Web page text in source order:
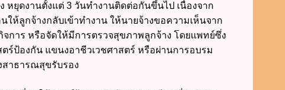
หยุดงานตั้งแต่ 3 วันทำงานติดต่อกันขึ้นไป เนื่องจาก
ห้ลูกจ้างกลับเข้าทำงาน ให้นายจ้างขอความเห็นจาก
การ หรือจัดให้มีการตรวจสุขภาพลูกจ้าง โดยแพทย์ซึ่ง
ป้องกัน แขนงอาชีวเวชศาสตร์ หรือผ่านการอบรม
สาธารณสุขรับรอง